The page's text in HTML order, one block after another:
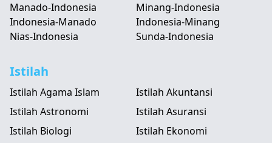
Manado-Indonesia
Indonesia-Manado
Minang-Indonesia
Indonesia-Minang
Nias-Indonesia
Sunda-Indonesia
Istilah
Istilah Agama Islam
Istilah Akuntansi
Istilah Astronomi
Istilah Asuransi
Istilah Biologi
Istilah Ekonomi